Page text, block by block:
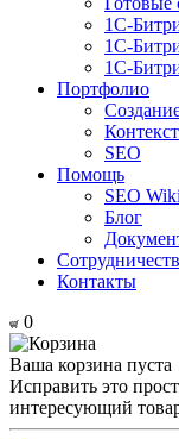
1С-
1С-
1С-
Портфолио
SEO
Помощь
SEO
Блог
Контакты
0
Ваша корзина пуста
Исправить это
интересующий